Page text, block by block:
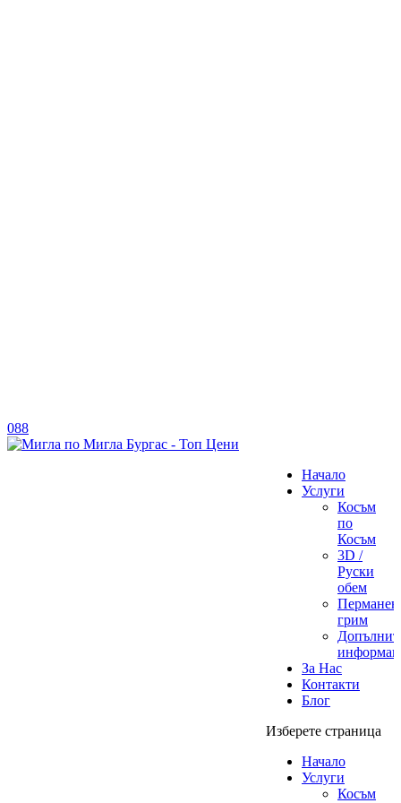
088
Начало
Услуги
Косъм
по
Косъм
3D /
Руски
обем
грим
За Нас
Контакти
Блог
Изберете страница
Начало
Услуги
Косъм